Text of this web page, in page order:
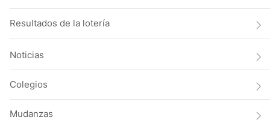
Resultados de la lotería
Noticias
Colegios
Mudanzas